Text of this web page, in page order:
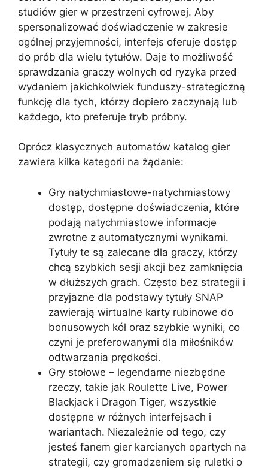
studiów gier w przestrzeni cyfrowej. Aby
spersonalizować doświadczenie w zakresie
ogólnej przyjemności, interfejs oferuje dostęp
do prób dla wielu tytułów. Daje to możliwość
sprawdzania graczy wolnych od ryzyka przed
wydaniem jakichkolwiek funduszy-strategiczną
funkcję dla tych, którzy dopiero zaczynają lub
każdego, kto preferuje tryb próbny.
Oprócz klasycznych automatów katalog gier
zawiera kilka kategorii na żądanie:
Gry natychmiastowe-natychmiastowy
dostęp, dostępne doświadczenia, które
podają natychmiastowe informacje
zwrotne z automatycznymi wynikami.
Tytuły te są zalecane dla graczy, którzy
chcą szybkich sesji akcji bez zamknięcia
w dłuższych grach. Często bez strategii i
przyjazne dla podstawy tytuły SNAP
zawierają wirtualne karty rubinowe do
bonusowych kół oraz szybkie wyniki, co
czyni je preferowanymi dla miłośników
odtwarzania prędkości.
Gry stołowe – legendarne niezbędne
rzeczy, takie jak Roulette Live, Power
Blackjack i Dragon Tiger, wszystkie
dostępne w różnych interfejsach i
wariantach. Niezależnie od tego, czy
jesteś fanem gier karcianych opartych na
strategii, czy gromadzeniem się ruletki o